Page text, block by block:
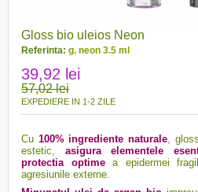
Gloss bio uleios Neon
Referinta: g. neon 3.5 ml
39,92 lei
57,02 lei
EXPEDIERE IN 1-2 ZILE
Cu 100% ingrediente naturale,
estetic,
asigura elementele
protectia optimea epidermei
agresiunile externe.